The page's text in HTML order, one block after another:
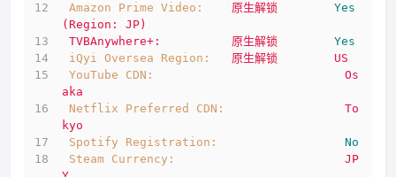
Amazon Prime Video:
原生解锁
Yes
(Region:
JP)
TVBAnywhere+:
原生解锁
Yes
iQyi Oversea Region:
原生解锁
US
YouTube CDN:
Os
aka
Netflix Preferred CDN:
To
kyo
Spotify Registration:
No
Steam Currency:
JP